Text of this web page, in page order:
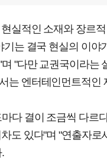
실적인 소재와 장르
기는 결국 현실의 이
"다만 교권국이라는
는 엔터테인먼트적인
다 결이 조금씩 다르
도 있다"며 "연출자